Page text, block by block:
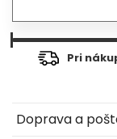
Pri
Doprava a